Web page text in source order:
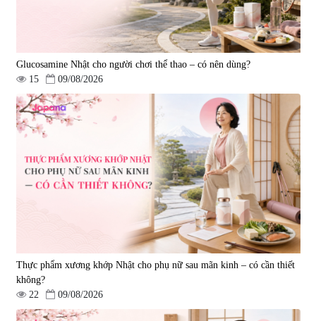
Viên uống bổ gan Ribeto Shoji
Hepaclean 60 viên
690.000 đ
Viên uống hỗ trợ cải thiện thoát
vị đĩa đệm Kyoto Has 30 viên
| 14.560
1.600.000 đ
Viên uống hỗ trợ giấc ngủ Fujina
Sleepy Nhật Bản 80 viên
điều trị đột quỵ Biken Kinase
Glucosamine Nhật cho người chơi thể thao – có nên dùng?
15
09/08/2026
Thực phẩm xương khớp Nhật cho phụ nữ sau mãn kinh – có cần thiết
không?
22
09/08/2026